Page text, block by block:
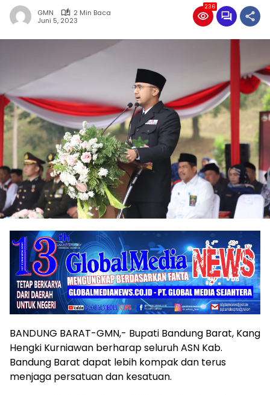
GMN
2 Min Baca
Juni 5, 2023
236
BANDUNG BARAT-GMN,- Bupati Bandung Barat, Kang
Hengki Kurniawan berharap seluruh ASN Kab.
Bandung Barat dapat lebih kompak dan terus
menjaga persatuan dan kesatuan.